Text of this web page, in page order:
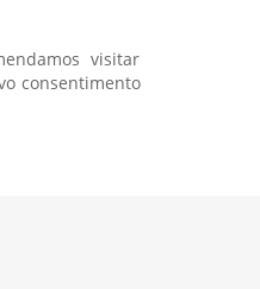
visitar
consentimento